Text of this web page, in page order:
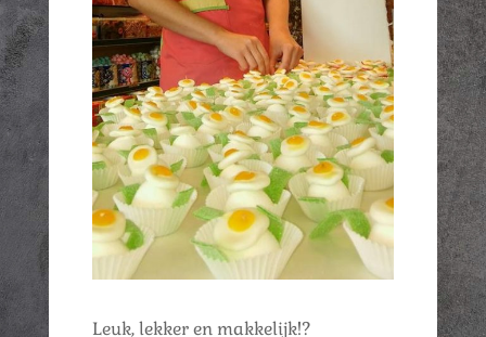
Leuk, lekker en makkelijk!?